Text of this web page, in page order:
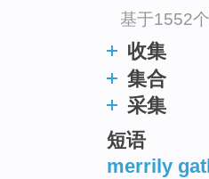
基于1552
收集
集合
采集
短语
merrily